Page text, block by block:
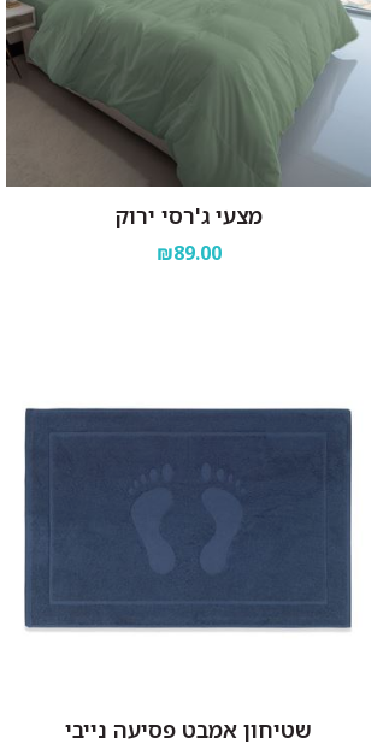
מצעי ג'רסי ירוק
₪89.00
שטיחון אמבט פסיעה נייבי